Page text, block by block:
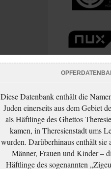
Diese Datenbank enthält die
Juden einerseits aus dem Gebiet
als Häftlinge des Ghettos
kamen, in Theresienstadt ums
wurden. Darüberhinaus enthält
Männer, Frauen und Kinder –
Häftlinge des sogenannten